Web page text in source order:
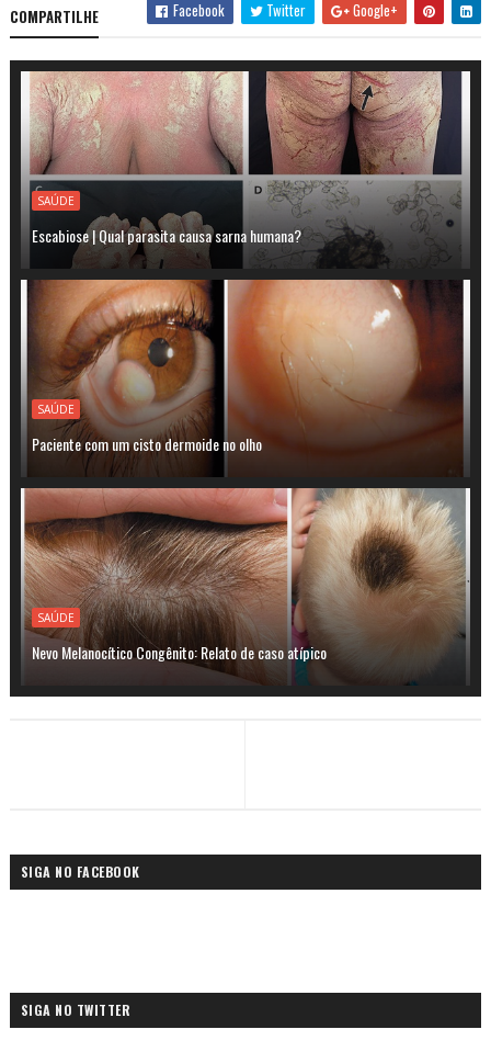
COMPARTILHE Facebook Twitter Google+
SAÚDE
Escabiose | Qual parasita causa sarna humana?
SAÚDE
Paciente com um cisto dermoide no olho
SAÚDE
Nevo Melanocítico Congênito: Relato de caso atípico
SIGA NO FACEBOOK
SIGA NO TWITTER